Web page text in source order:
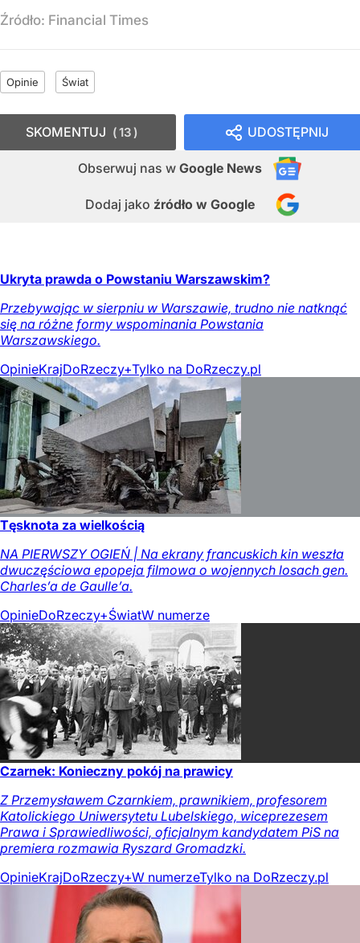
Źródło: Financial Times
Opinie Świat
UDOSTĘPNIJ
Obserwuj nas w Google News
Dodaj jako źródło w Google
SKOMENTUJ 13
Ukryta prawda o Powstaniu Warszawskim?
Przebywając w sierpniu w Warszawie, trudno nie natknąć
się na różne formy wspominania Powstania
Warszawskiego.
OpinieKrajDoRzeczy+Tylko na DoRzeczy.pl
Tęsknota za wielkością
NA PIERWSZY OGIEŃ | Na ekrany francuskich kin weszła
dwuczęściowa epopeja filmowa o wojennych losach gen.
Charles’a de Gaulle’a.
OpinieDoRzeczy+ŚwiatW numerze
Czarnek: Konieczny pokój na prawicy
Z Przemysławem Czarnkiem, prawnikiem, profesorem
Katolickiego Uniwersytetu Lubelskiego, wiceprezesem
Prawa i Sprawiedliwości, oficjalnym kandydatem PiS na
premiera rozmawia Ryszard Gromadzki.
OpinieKrajDoRzeczy+W numerzeTylko na DoRzeczy.pl